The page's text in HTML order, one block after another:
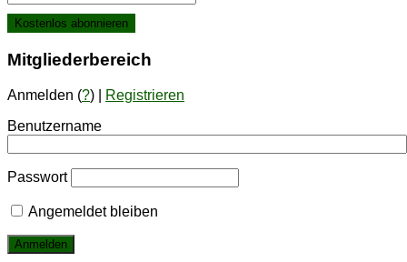
Mit­glie­der­be­reich
Anmelden (?) |
Registrieren
Benutzername
Passwort
Angemeldet bleiben